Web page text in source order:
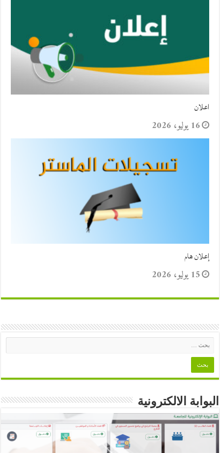
اعلان
16 يوليو، 2026
إعلان هام
15 يوليو، 2026
البوابة الالكترونية